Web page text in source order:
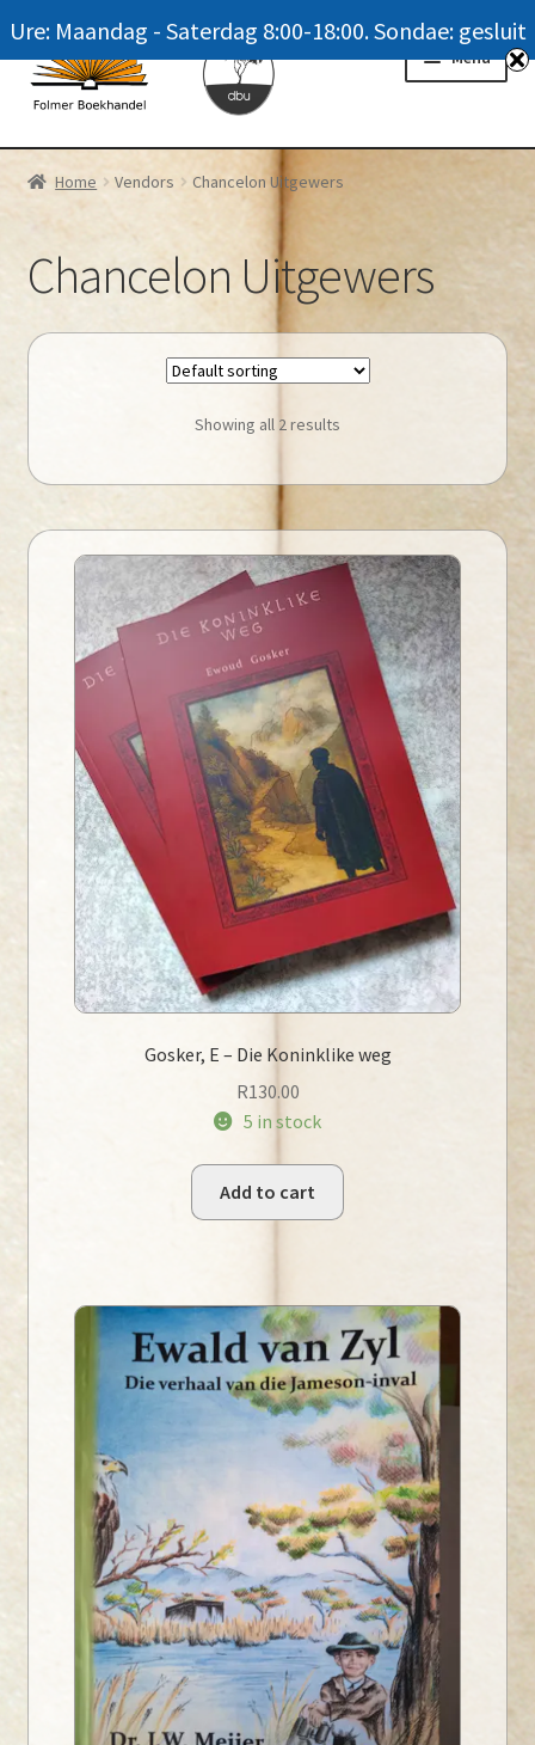
Skip
to
navigation
Skip
to
content
Menu
Homepage
Winkel / Shop
My account
Navrae / Contact Us
Home Vendors Chancelon Uitgewers
Chancelon Uitgewers
Showing all 2 results
Gosker, E – Die Koninklike weg
R130.00
5 in stock
Add to cart
Ure: Maandag - Saterdag 8:00-18:00. Sondae: gesluit